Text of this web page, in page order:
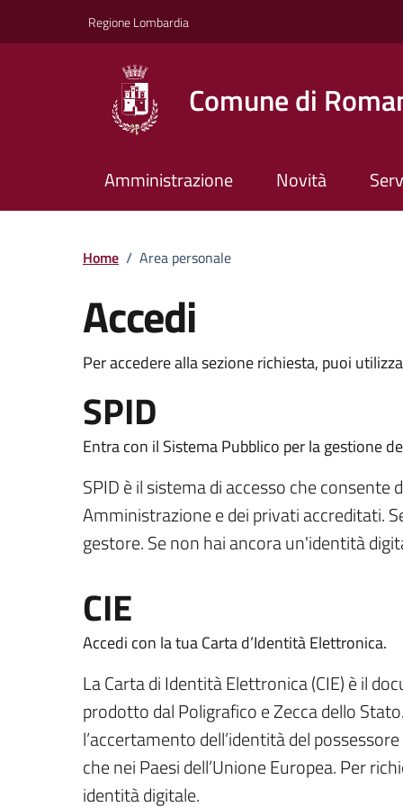
Regione Lombardia
Comune di
Amministrazione Novità
Home / Area personale
Accedi
Per accedere alla sezione richiesta, puoi
SPID
Entra con il Sistema Pubblico per la gestione
SPID è il sistema di accesso che
Amministrazione e dei privati accreditati.
gestore. Se non hai ancora un'identità
CIE
Accedi con la tua Carta d’Identità Elettronica.
La Carta di Identità Elettronica (CIE) è il
prodotto dal Poligrafico e Zecca dello
l’accertamento dell’identità del
che nei Paesi dell’Unione Europea. Per
identità digitale.